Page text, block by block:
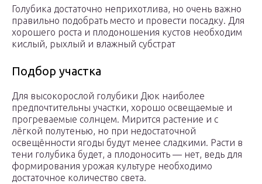
Голубика достаточно неприхотлива, но очень важно
правильно подобрать место и провести посадку. Для
хорошего роста и плодоношения кустов необходим
кислый, рыхлый и влажный субстрат
Подбор участка
Для высокорослой голубики Дюк наиболее
предпочтительны участки, хорошо освещаемые и
прогреваемые солнцем. Мирится растение и с
лёгкой полутенью, но при недостаточной
освещённости ягоды будут менее сладкими. Расти в
тени голубика будет, а плодоносить — нет, ведь для
формирования урожая культуре необходимо
достаточное количество света.